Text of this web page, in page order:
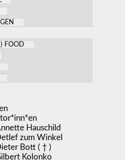
FOOD
Hauschild
zum Winkel
Bott ( † )
Kolonko